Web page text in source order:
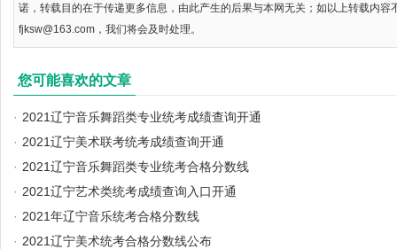
诺，转载目的在于传递更多信息，由此产生的后果与本网无关；如以上转载内容
fjksw@163.com，我们将会及时处理。
您可能喜欢的文章
· 2021辽宁音乐舞蹈类专业统考成绩查询开通
· 2021辽宁美术联考统考成绩查询开通
· 2021辽宁音乐舞蹈类专业统考合格分数线
· 2021辽宁艺术类统考成绩查询入口开通
· 2021年辽宁音乐统考合格分数线
· 2021辽宁美术统考合格分数线公布